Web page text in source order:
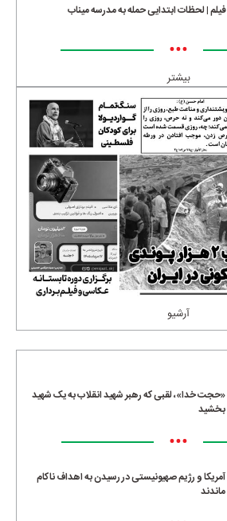
فیلم | لحظات ابتدایی حمله به مدرسه میناب
•••
بیشتر
آرشیو
«حجت خدا»، لقبی که رهبر شهید انقلاب به یک شهید
بخشید
•••
آمریکا و رژیم صهیونیستی در رسیدن به اهداف ناکام
ماندند